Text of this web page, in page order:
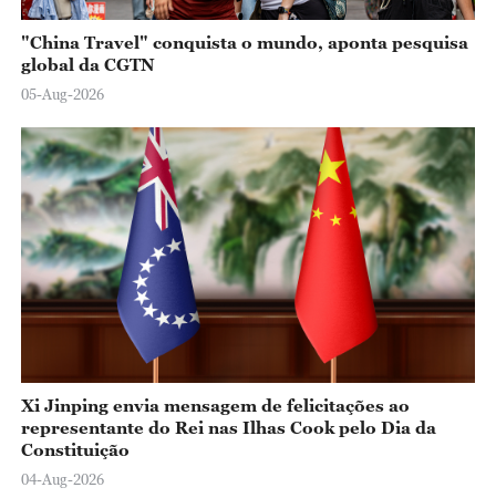
"China Travel" conquista o mundo, aponta pesquisa
global da CGTN
05-Aug-2026
Xi Jinping envia mensagem de felicitações ao
representante do Rei nas Ilhas Cook pelo Dia da
Constituição
04-Aug-2026